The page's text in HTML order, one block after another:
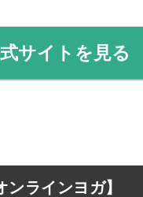
サイトを見る
ラインヨガ】